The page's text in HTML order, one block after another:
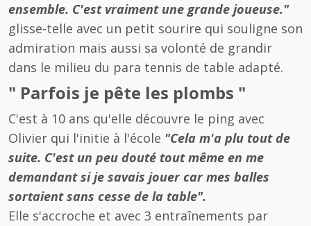
ensemble. C'est vraiment une grande joueuse."
glisse-telle avec un petit sourire qui souligne son
admiration mais aussi sa volonté de grandir
dans le milieu du para tennis de table adapté.
" Parfois je pête les plombs "
C'est à 10 ans qu'elle découvre le ping avec
Olivier qui l'initie à l'école "Cela m'a plu tout de
suite. C'est un peu douté tout même en me
demandant si je savais jouer car mes balles
sortaient sans cesse de la table".
Elle s'accroche et avec 3 entraînements par